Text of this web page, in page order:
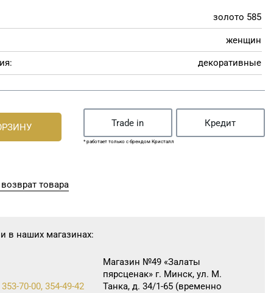
золото 585
женщин
декоративные
Trade in Кредит
* работает только с брендом Кристалл
товара
в наших магазинах:
70-00, 354-49-42
Магазин №49 «Залаты
пярсценак» г. Минск, ул. М.
Танка, д. 34/1-65 (временно